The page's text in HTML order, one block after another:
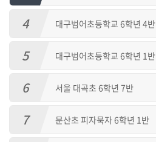
4 대구범어초등학교 6학년 4반
5 대구범어초등학교 6학년 1반
6 서울 대곡초 6학년 7반
7 문산초 피자묵자 6학년 1반